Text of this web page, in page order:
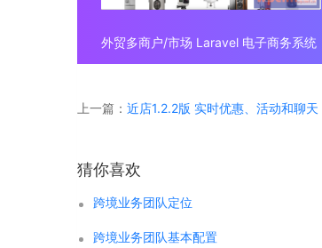
外贸多商户/市场 Laravel 电子商务系统
上一篇： 近店1.2.2版 实时优惠、活动和聊
猜你喜欢
跨境业务团队定位
跨境业务团队基本配置